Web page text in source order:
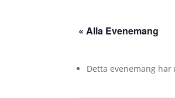
« Alla Evenemang
Detta evenemang